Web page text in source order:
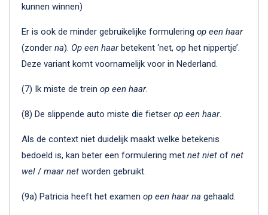
kunnen winnen)
Er is ook de minder gebruikelijke formulering op een haar
(zonder na). Op een haarbetekent ‘net, op het nippertje’.
Deze variant komt voornamelijk voor in Nederland.
(7) Ik miste de trein op een haar.
(8) De slippende auto miste die fietser op een haar.
Als de context niet duidelijk maakt welke betekenis
bedoeld is, kan beter een formulering met net niet of net
wel / maar net worden gebruikt.
(9a) Patricia heeft het examen op een haar na gehaald.